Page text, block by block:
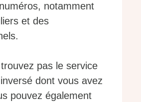
notamment
et des
pas le service
dont vous avez
pouvez également